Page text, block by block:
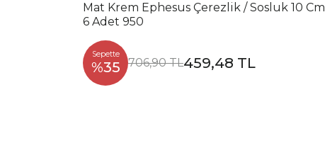
Mat Krem Ephesus Çerezlik / Sosluk 10 Cm
6 Adet 950
Sepette
%35 706,90 TL459,48 TL